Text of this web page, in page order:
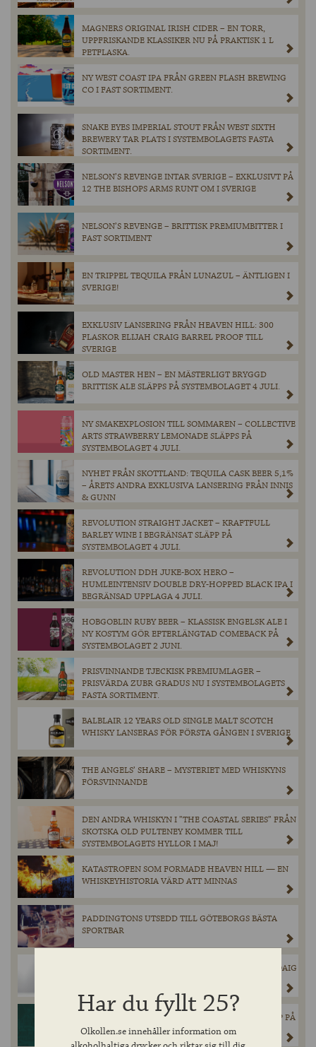
MAGNERS ORIGINAL IRISH CIDER – EN TORR,
UPPFRISKANDE KLASSIKER NU PÅ PRAKTISK 1 L
PETFLASKA.
NY WEST COAST IPA FRÅN GREEN FLASH BREWING
CO I FAST SORTIMENT.
SNAKE EYES IMPERIAL STOUT FRÅN WEST SIXTH
BREWERY TAR PLATS I SYSTEMBOLAGETS FASTA
SORTIMENT.
NELSON’S REVENGE INTAR SVERIGE – EXKLUSIVT PÅ
12 THE BISHOPS ARMS RUNT OM I SVERIGE
NELSON’S REVENGE – BRITTISK PREMIUMBITTER I
FAST SORTIMENT
EN TRIPPEL TEQUILA FRÅN LUNAZUL – ÄNTLIGEN I
SVERIGE!
EXKLUSIV LANSERING FRÅN HEAVEN HILL: 300
FLASKOR ELIJAH CRAIG BARREL PROOF TILL
SVERIGE
OLD MASTER HEN – EN MÄSTERLIGT BRYGGD
BRITTISK ALE SLÄPPS PÅ SYSTEMBOLAGET 4 JULI.
NY SMAKEXPLOSION TILL SOMMAREN – COLLECTIVE
ARTS STRAWBERRY LEMONADE SLÄPPS PÅ
SYSTEMBOLAGET 4 JULI.
NYHET FRÅN SKOTTLAND: TEQUILA CASK BEER 5,1%
– ÅRETS ANDRA EXKLUSIVA LANSERING FRÅN INNIS
& GUNN
REVOLUTION STRAIGHT JACKET – KRAFTFULL
BARLEY WINE I BEGRÄNSAT SLÄPP PÅ
SYSTEMBOLAGET 4 JULI.
REVOLUTION DDH JUKE-BOX HERO –
HUMLEINTENSIV DOUBLE DRY-HOPPED BLACK IPA I
BEGRÄNSAD UPPLAGA 4 JULI.
HOBGOBLIN RUBY BEER – KLASSISK ENGELSK ALE I
NY KOSTYM GÖR EFTERLÄNGTAD COMEBACK PÅ
SYSTEMBOLAGET 2 JUNI.
PRISVINNANDE TJECKISK PREMIUMLAGER –
PRISVÄRDA ZUBR GRADUS NU I SYSTEMBOLAGETS
FASTA SORTIMENT.
BALBLAIR 12 YEARS OLD SINGLE MALT SCOTCH
WHISKY LANSERAS FÖR FÖRSTA GÅNGEN I SVERIGE
THE ANGELS’ SHARE – MYSTERIET MED WHISKYNS
FÖRSVINNANDE
DEN ANDRA WHISKYN I ”THE COASTAL SERIES” FRÅN
SKOTSKA OLD PULTENEY KOMMER TILL
SYSTEMBOLAGETS HYLLOR I MAJ!
KATASTROFEN SOM FORMADE HEAVEN HILL — EN
WHISKEYHISTORIA VÄRD ATT MINNAS
PADDINGTONS UTSEDD TILL GÖTEBORGS BÄSTA
SPORTBAR
INNIS & GUNN’S SUCCÉSAMARBETE MED LAPHROAIG
CHIMAY GRÖN ÅTERVÄNDER I BEGRÄNSAT SLÄPP PÅ
SYSTEMBOLAGET.
Har du fyllt 25?
Olkollen.se innehåller information om